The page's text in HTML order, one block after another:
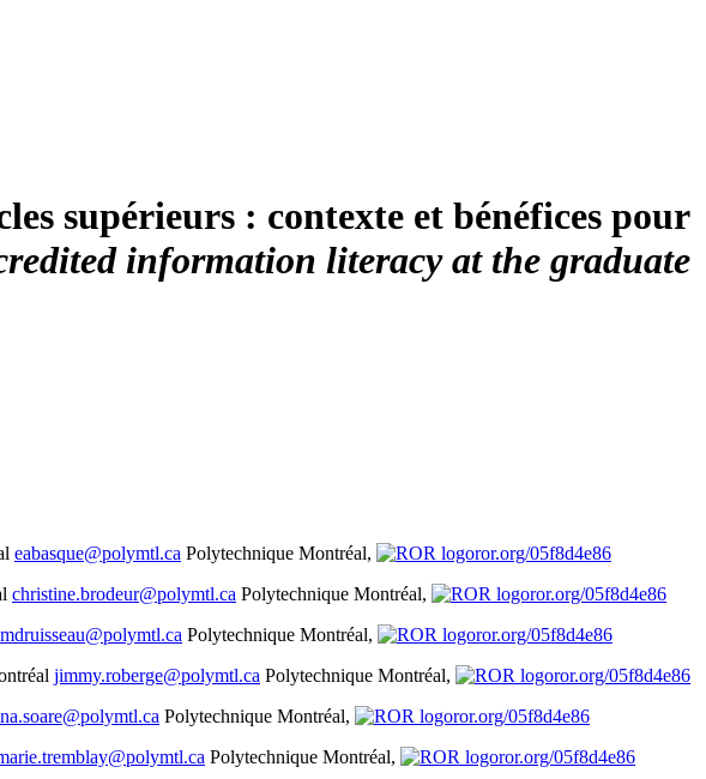
supérieurs : contexte et bénéfices pour
information literacy at the graduate
eabasque@polymtl.ca Polytechnique Montréal,
ror.org/05f8d4e86
christine.brodeur@polymtl.ca Polytechnique Montréal,
ror.org/05f8d4e86
mdruisseau@polymtl.ca Polytechnique Montréal,
ror.org/05f8d4e86
jimmy.roberge@polymtl.ca Polytechnique Montréal,
ror.org/05f8d4e86
Polytechnique Montréal,
ror.org/05f8d4e86
Polytechnique Montréal, ror.org/05f8d4e86